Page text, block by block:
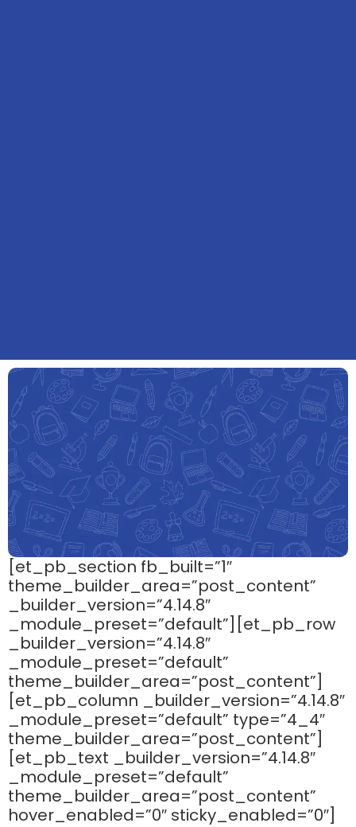
[et_pb_section fb_built=”1″
theme_builder_area=”post_content”
_builder_version=”4.14.8″
_module_preset=”default”][et_pb_row
_builder_version=”4.14.8″
_module_preset=”default”
theme_builder_area=”post_content”]
[et_pb_column _builder_version=”4.14.8″
_module_preset=”default” type=”4_4″
theme_builder_area=”post_content”]
[et_pb_text _builder_version=”4.14.8″
_module_preset=”default”
theme_builder_area=”post_content”
hover_enabled=”0″ sticky_enabled=”0″]